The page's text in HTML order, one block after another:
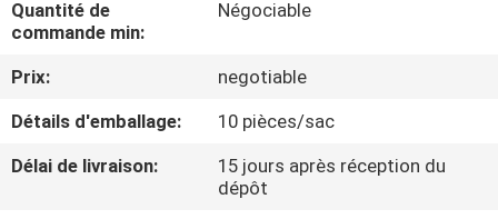
D'USINE
CONTRÔLE
DE
QUALITÉ
Quantité de
commande min:
Négociable
Prix:
negotiable
Détails d'emballage:
10 pièces/sac
Délai de livraison:
15 jours après réception du
dépôt